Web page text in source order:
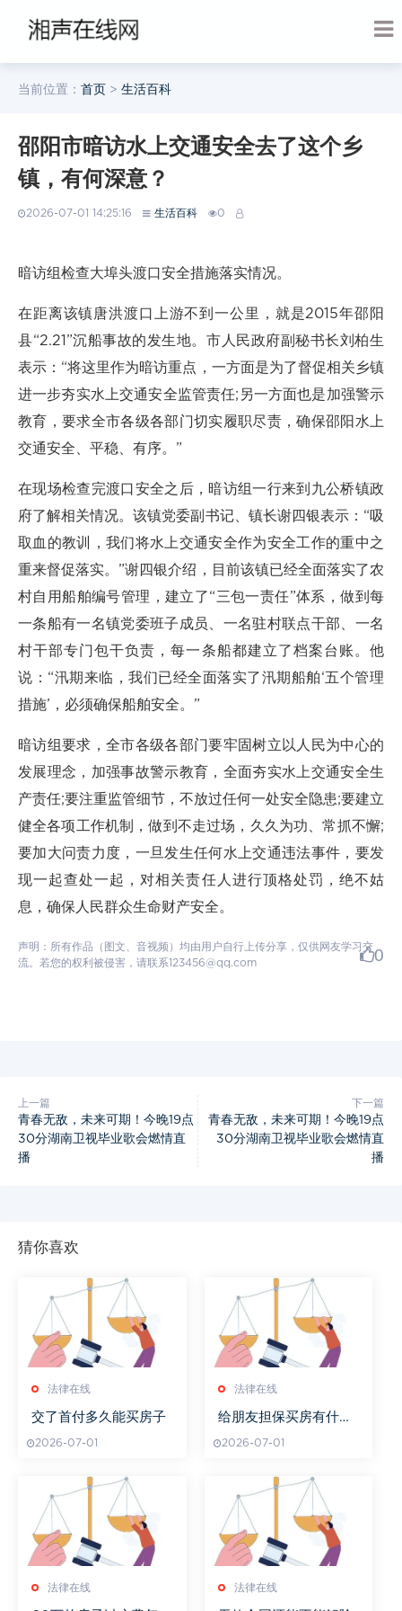
当前位置： 首页 > 生活百科
邵阳市暗访水上交通安全去了这个乡
镇，有何深意？
2026-07-01 14:25:16 生活百科 0
暗访组检查大埠头渡口安全措施落实情况。
在距离该镇唐洪渡口上游不到一公里，就是2015年邵阳
县“2.21”沉船事故的发生地。市人民政府副秘书长刘柏生
表示：“将这里作为暗访重点，一方面是为了督促相关乡镇
进一步夯实水上交通安全监管责任;另一方面也是加强警示
教育，要求全市各级各部门切实履职尽责，确保邵阳水上
交通安全、平稳、有序。”
在现场检查完渡口安全之后，暗访组一行来到九公桥镇政
府了解相关情况。该镇党委副书记、镇长谢四银表示：“吸
取血的教训，我们将水上交通安全作为安全工作的重中之
重来督促落实。”谢四银介绍，目前该镇已经全面落实了农
村自用船舶编号管理，建立了“三包一责任”体系，做到每
一条船有一名镇党委班子成员、一名驻村联点干部、一名
村干部专门包干负责，每一条船都建立了档案台账。他
说：“汛期来临，我们已经全面落实了汛期船舶‘五个管理
措施’，必须确保船舶安全。”
暗访组要求，全市各级各部门要牢固树立以人民为中心的
发展理念，加强事故警示教育，全面夯实水上交通安全生
产责任;要注重监管细节，不放过任何一处安全隐患;要建立
健全各项工作机制，做到不走过场，久久为功、常抓不懈;
要加大问责力度，一旦发生任何水上交通违法事件，要发
现一起查处一起，对相关责任人进行顶格处罚，绝不姑
息，确保人民群众生命财产安全。
声明：所有作品（图文、音视频）均由用户自行上传分享，仅供网友学习交
流。若您的权利被侵害，请联系123456@qq.com
0
上一篇
青春无敌，未来可期！今晚19点
30分湖南卫视毕业歌会燃情直
播
下一篇
青春无敌，未来可期！今晚19点
30分湖南卫视毕业歌会燃情直
播
猜你喜欢
法律在线
交了首付多久能买房子
2026-07-01
法律在线
给朋友担保买房有什么
2026-07-01
法律在线 法律在线